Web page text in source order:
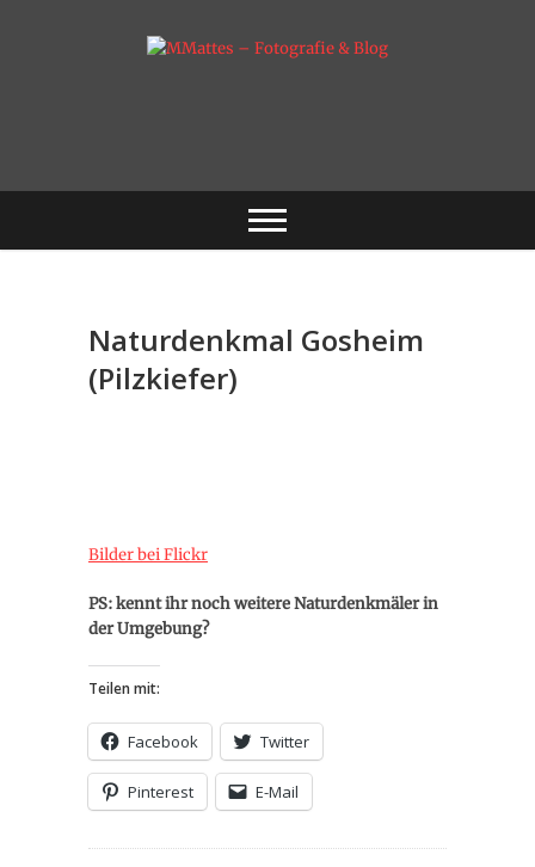
Naturdenkmal Gosheim
(Pilzkiefer)
Bilder bei Flickr
PS: kennt ihr noch weitere Naturdenkmäler in
der Umgebung?
Teilen mit:
Facebook Twitter
Pinterest E-Mail